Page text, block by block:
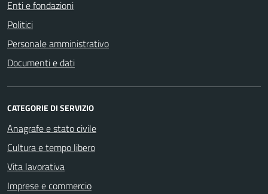
Enti e fondazioni
Politici
Personale amministrativo
Documenti e dati
CATEGORIE DI SERVIZIO
Anagrafe e stato civile
Cultura e tempo libero
Vita lavorativa
Imprese e commercio